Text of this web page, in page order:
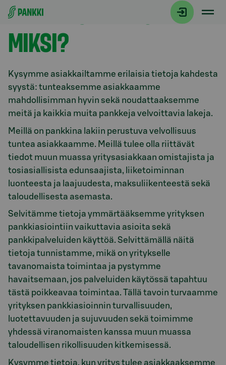
Siirry suoraan sisältöön
MITÄ KYSYMME JA
MIKSI?
Kysymme asiakkailtamme erilaisia tietoja kahdesta
syystä: tunteaksemme asiakkaamme
mahdollisimman hyvin sekä noudattaaksemme
meitä ja kaikkia muita pankkeja velvoittavia lakeja.
Meillä on pankkina lakiin perustuva velvollisuus
tuntea asiakkaamme. Meillä tulee olla riittävät
tiedot muun muassa yritysasiakkaan omistajista ja
tosiasiallisista edunsaajista, liiketoiminnan
luonteesta ja laajuudesta, maksuliikenteestä sekä
taloudellisesta asemasta.
Selvitämme tietoja ymmärtääksemme yrityksen
pankkiasiointiin vaikuttavia asioita sekä
pankkipalveluiden käyttöä. Selvittämällä näitä
tietoja tunnistamme, mikä on yritykselle
tavanomaista toimintaa ja pystymme
havaitsemaan, jos palveluiden käytössä tapahtuu
tästä poikkeavaa toimintaa. Tällä tavoin turvaamme
yrityksen pankkiasioinnin turvallisuuden,
luotettavuuden ja sujuvuuden sekä toimimme
yhdessä viranomaisten kanssa muun muassa
taloudellisen rikollisuuden kitkemisessä.
Kysymme tietoja, kun yritys tulee asiakkaaksemme